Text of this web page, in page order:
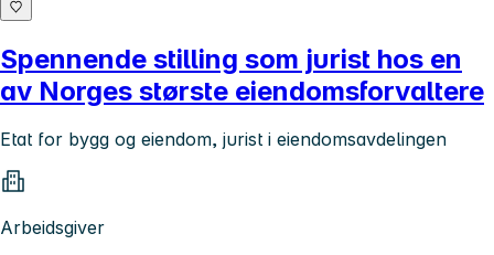
Spennende stilling som jurist hos en
av Norges største eiendomsforvaltere
Etat for bygg og eiendom, jurist i eiendomsavdelingen
Arbeidsgiver